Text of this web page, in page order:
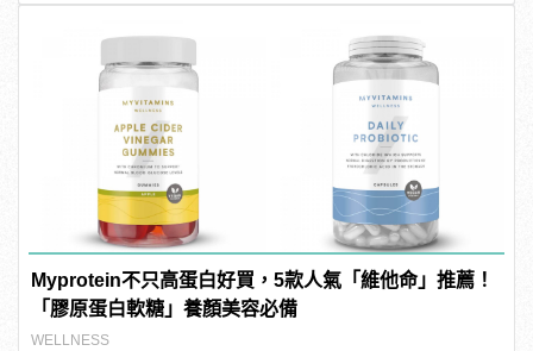
Myprotein不只高蛋白好買，5款人氣「維他命」推薦！
「膠原蛋白軟糖」養顏美容必備
WELLNESS